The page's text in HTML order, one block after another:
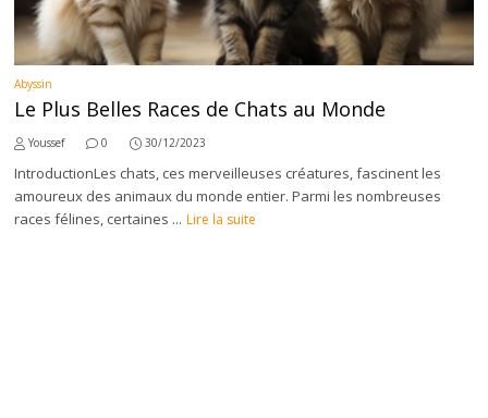
Abyssin
Le Plus Belles Races de Chats au Monde
Youssef 0 30/12/2023
IntroductionLes chats, ces merveilleuses créatures, fascinent les
amoureux des animaux du monde entier. Parmi les nombreuses
races félines, certaines ... Lire la suite